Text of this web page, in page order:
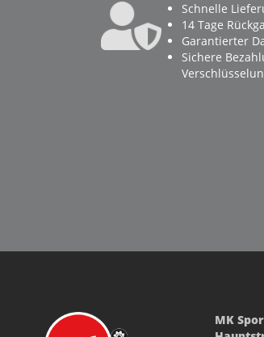
Schnelle
14 Tage
Garantierter
Sichere
MK